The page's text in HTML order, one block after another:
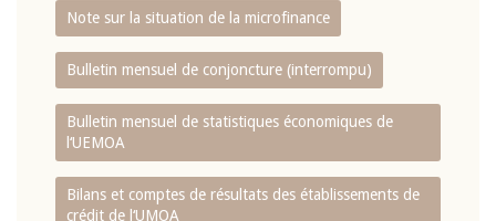
Note sur la situation de la microfinance
Bulletin mensuel de conjoncture (interrompu)
Bulletin mensuel de statistiques économiques de
l‘UEMOA
Bilans et comptes de résultats des établissements de
crédit de l‘UMOA